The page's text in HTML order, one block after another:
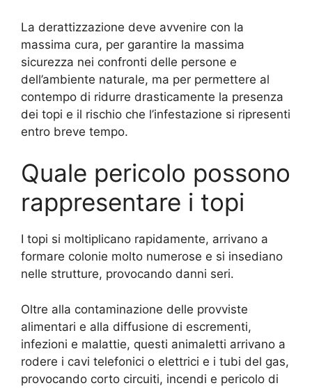
La derattizzazione deve avvenire con la
massima cura, per garantire la massima
sicurezza nei confronti delle persone e
dell’ambiente naturale, ma per permettere al
contempo di ridurre drasticamente la presenza
dei topi e il rischio che l’infestazione si ripresenti
entro breve tempo.
Quale pericolo possono
rappresentare i topi
I topi si moltiplicano rapidamente, arrivano a
formare colonie molto numerose e si insediano
nelle strutture, provocando danni seri.
Oltre alla contaminazione delle provviste
alimentari e alla diffusione di escrementi,
infezioni e malattie, questi animaletti arrivano a
rodere i cavi telefonici o elettrici e i tubi del gas,
provocando corto circuiti, incendi e pericolo di